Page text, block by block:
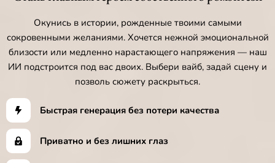
Окунись в истории, рожденные твоими самыми
сокровенными желаниями. Хочется нежной эмоциональной
близости или медленно нарастающего напряжения — наш
ИИ подстроится под вас двоих. Выбери вайб, задай сцену и
позволь сюжету раскрыться.
Быстрая генерация без потери качества
Приватно и без лишних глаз